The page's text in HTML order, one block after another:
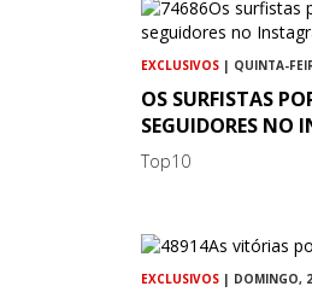
EXCLUSIVOS | QUINTA-
OS SURFISTAS
SEGUIDORES NO
Top10
EXCLUSIVOS | DOMINGO,